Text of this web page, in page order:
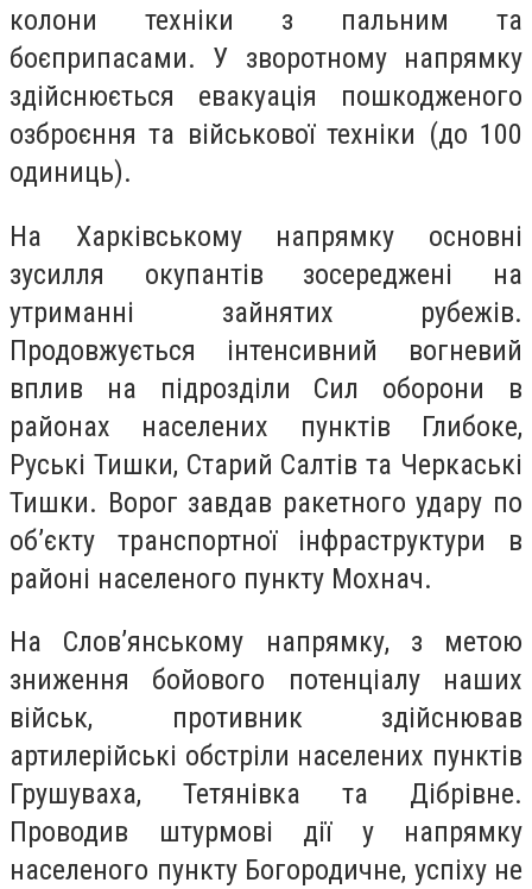
колони техніки з пальним та
боєприпасами. У зворотному напрямку
здійснюється евакуація пошкодженого
озброєння та військової техніки (до 100
одиниць).
На Харківському напрямку основні
зусилля окупантів зосереджені на
утриманні зайнятих рубежів.
Продовжується інтенсивний вогневий
вплив на підрозділи Сил оборони в
районах населених пунктів Глибоке,
Руські Тишки, Старий Салтів та Черкаські
Тишки. Ворог завдав ракетного удару по
об’єкту транспортної інфраструктури в
районі населеного пункту Мохнач.
На Слов’янському напрямку, з метою
зниження бойового потенціалу наших
військ, противник здійснював
артилерійські обстріли населених пунктів
Грушуваха, Тетянівка та Дібрівне.
Проводив штурмові дії у напрямку
населеного пункту Богородичне, успіху не